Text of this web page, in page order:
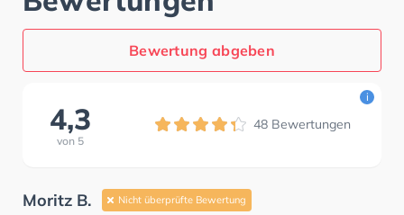
Bewertung abgeben
4,3
von 5
48 Bewertungen
i
Moritz B. Nicht überprüfte Bewertung